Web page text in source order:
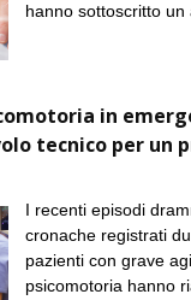
hanno sottoscritto un
in
tecnico per un
I recenti episodi
cronache registrati
pazienti con grave
psicomotoria hanno